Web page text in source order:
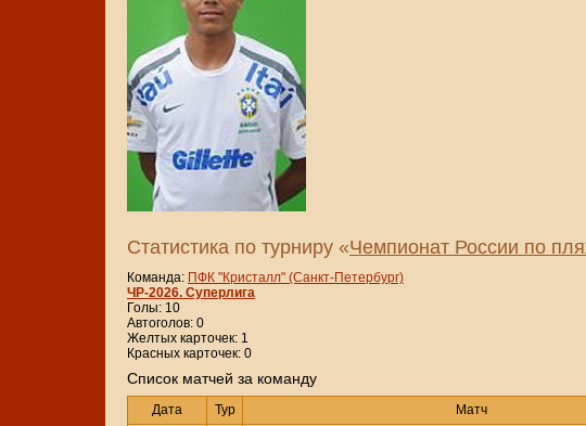
Статистика по турниру «Чемпионат России по
Команда: ПФК "Кристалл" (Санкт-Петербург)
ЧР-2026. Суперлига
Голы: 10
Автоголов: 0
Желтых карточек: 1
Красных карточек: 0
Cписок матчей за команду
Дата Тур Матч